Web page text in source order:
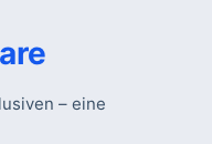
– eine